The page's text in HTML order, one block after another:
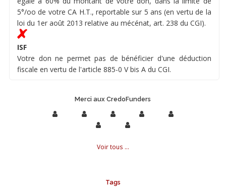
5°/oo de votre CA H.T., reportable sur 5 ans (en vertu de la
loi du 1er août 2013 relative au mécénat, art. 238 du CGI).
ISF
Votre don ne permet pas de bénéficier d'une déduction
fiscale en vertu de l'article 885-0 V bis A du CGI.
Merci aux CredoFunders
Voir tous ...
Tags